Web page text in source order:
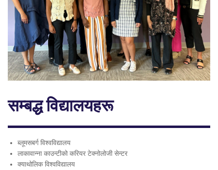
सम्बद्ध विद्यालयहरू
ब्लूमसबर्ग विश्वविद्यालय
लाकावान्ना काउन्टीको करियर टेक्नोलोजी सेन्टर
क्याथोलिक विश्वविद्यालय